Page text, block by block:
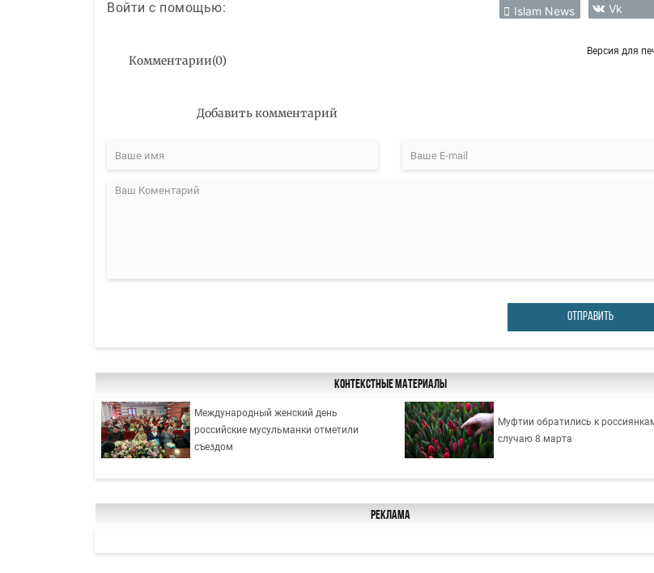
Войти с помощью: Islam News Vk
Комментарии(0)
Версия для
Добавить комментарий
ОТПРАВИТЬ
Контекстные материалы
Международный женский день
российские мусульманки отметили
съездом
Муфтии обратились к
случаю 8 марта
Реклама